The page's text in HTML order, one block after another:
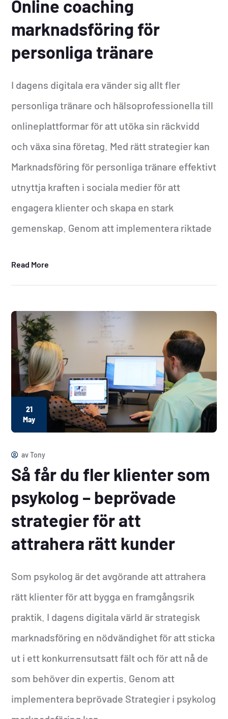
Online coaching
marknadsföring för
personliga tränare
I dagens digitala era vänder sig allt fler
personliga tränare och hälsoprofessionella till
onlineplattformar för att utöka sin räckvidd
och växa sina företag. Med rätt strategier kan
Marknadsföring för personliga tränare effektivt
utnyttja kraften i sociala medier för att
engagera klienter och skapa en stark
gemenskap. Genom att implementera riktade
Read More
21
May
avTony
Så får du fler klienter som
psykolog – beprövade
strategier för att
attrahera rätt kunder
Som psykolog är det avgörande att attrahera
rätt klienter för att bygga en framgångsrik
praktik. I dagens digitala värld är strategisk
marknadsföring en nödvändighet för att sticka
ut i ett konkurrensutsatt fält och för att nå de
som behöver din expertis. Genom att
implementera beprövade Strategier i psykolog